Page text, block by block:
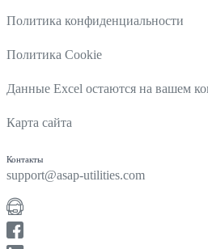
Политика конфиденциальности
Политика Cookie
Данные Excel остаются на вашем
Карта сайта
Контакты
support@asap-utilities.com